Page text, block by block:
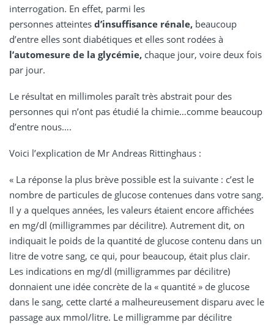
interrogation. En effet, parmi les
personnes atteintes d’insuffisance rénale, beaucoup
d’entre elles sont diabétiques et elles sont rodées à
l’automesure de la glycémie, chaque jour, voire deux fois
par jour.
Le résultat en millimoles paraît très abstrait pour des
personnes qui n’ont pas étudié la chimie…comme beaucoup
d’entre nous….
Voici l’explication de Mr Andreas Rittinghaus :
« La réponse la plus brève possible est la suivante : c’est le
nombre de particules de glucose contenues dans votre sang.
Il y a quelques années, les valeurs étaient encore affichées
en mg/dl (milligrammes par décilitre). Autrement dit, on
indiquait le poids de la quantité de glucose contenu dans un
litre de votre sang, ce qui, pour beaucoup, était plus clair.
Les indications en mg/dl (milligrammes par décilitre)
donnaient une idée concrète de la « quantité » de glucose
dans le sang, cette clarté a malheureusement disparu avec le
passage aux mmol/litre. Le milligramme par décilitre